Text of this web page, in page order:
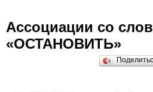
Ассоциации со
«ОСТАНОВИТЬ»